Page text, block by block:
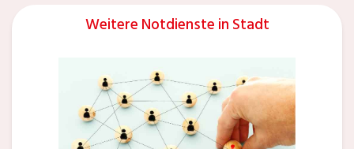
Weitere Notdienste in Stadt